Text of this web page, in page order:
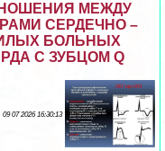
МЕЖДУ
СЕРДЕЧНО –
БОЛЬНЫХ
С ЗУБЦОМ Q
09 07 2026 16:30:13